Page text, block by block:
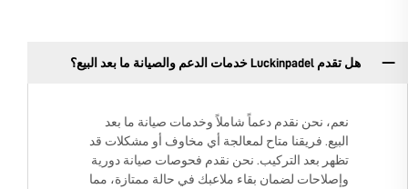
هل تقدم Luckinpadel خدمات الدعم والصيانة ما بعد البيع؟
نعم، نحن نقدم دعماً شاملاً وخدمات صيانة ما بعد
البيع. فريقنا متاح لمعالجة أي مخاوف أو مشكلات قد
تظهر بعد التركيب. نحن نقدم فحوصات صيانة دورية
وإصلاحات لضمان بقاء ملاعبك في حالة ممتازة، مما